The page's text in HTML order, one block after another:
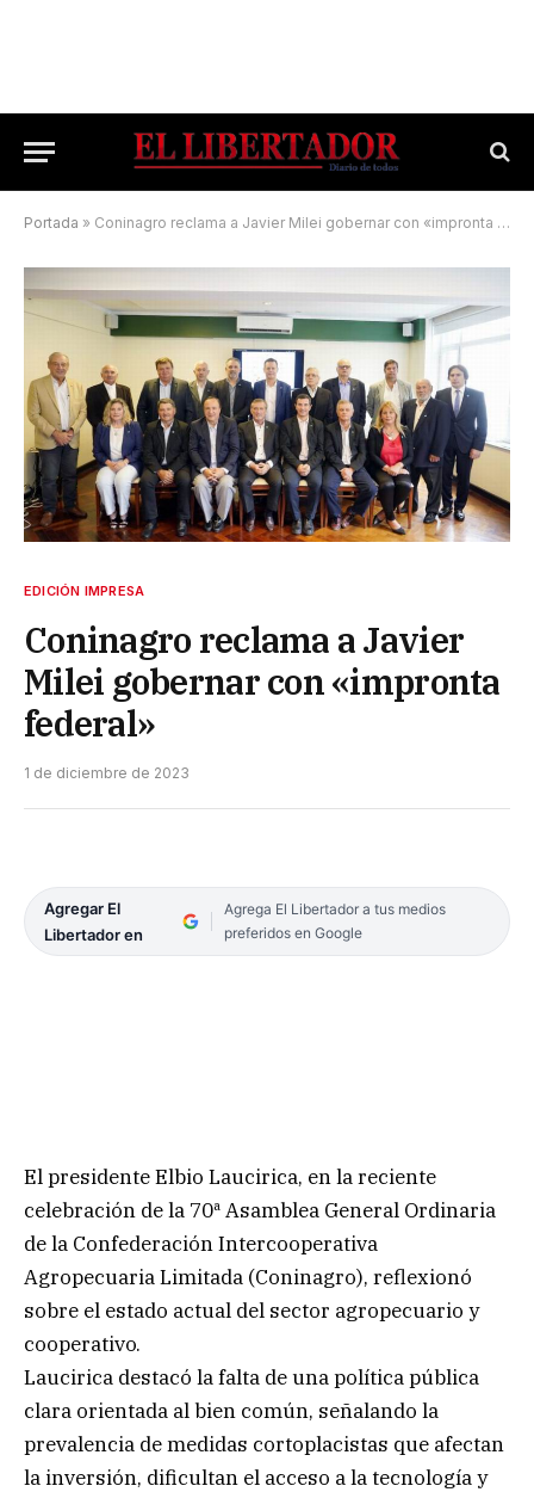
Portada » Coninagro reclama a Javier Milei gobernar con «impronta federal»
EDICIÓN IMPRESA
Coninagro reclama a Javier
Milei gobernar con «impronta
federal»
1 de diciembre de 2023
Agregar El
Libertador en
Agrega El Libertador a tus medios
preferidos en Google
El presidente Elbio Laucirica, en la reciente
celebración de la 70ª Asamblea General Ordinaria
de la Confederación Intercooperativa
Agropecuaria Limitada (Coninagro), reflexionó
sobre el estado actual del sector agropecuario y
cooperativo.
Laucirica destacó la falta de una política pública
clara orientada al bien común, señalando la
prevalencia de medidas cortoplacistas que afectan
la inversión, dificultan el acceso a la tecnología y